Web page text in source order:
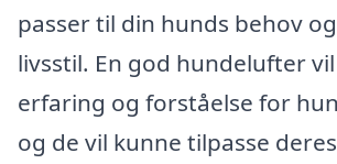
passer til din hunds behov
livsstil. En god hundelufter
erfaring og forståelse for
og de vil kunne tilpasse